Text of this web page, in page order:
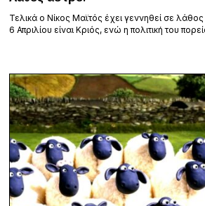
Τελικά ο Νίκος Μαϊτός έχει γεννηθεί σε
6 Απριλίου είναι Κριός, ενώ η πολιτική του